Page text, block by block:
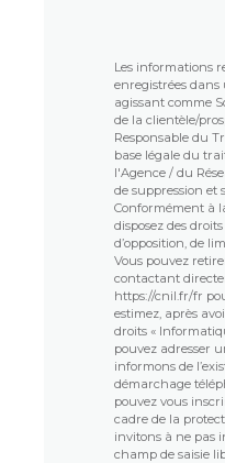
Les informations
enregistrées
agissant comme
de la clientèle/
Responsable du
base légale du
l'Agence / du
de suppression et
Conformément à
disposez des
d’opposition, de
Vous pouvez
contactant
https://cnil.fr/fr
estimez, après
droits «
pouvez adresser
informons de
démarchage
pouvez vous
cadre de la
invitons à ne pas
champ de saisie